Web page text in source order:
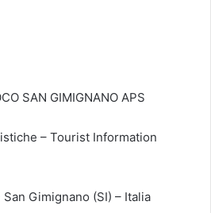
SAN GIMIGNANO APS
– Tourist Information
Gimignano (SI) – Italia